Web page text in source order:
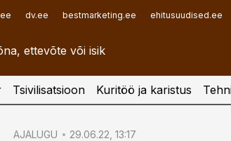
dv.ee bestmarketing.ee ehitusuudised.ee
Tsivilisatsioon Kuritöö ja karistus
AJALUGU 29.06.22, 13:17